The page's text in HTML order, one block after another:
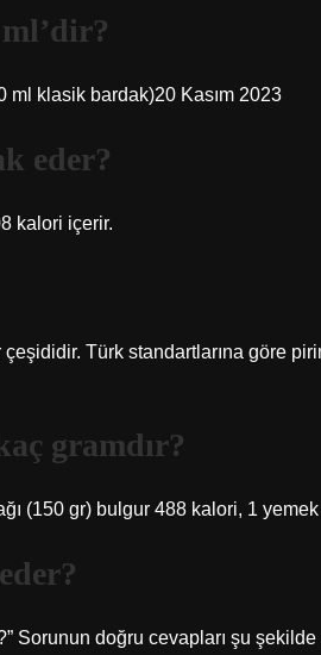
ml klasik bardak)20 Kasım 2023
eder?
kalori içerir.
Türk standartlarına göre
gramdır?
(150 gr) bulgur 488 kalori, 1
Sorunun doğru cevapları şu şekilde